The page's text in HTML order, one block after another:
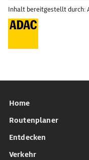
Inhalt bereitgestellt durch:
Home
Routenplaner
Entdecken
Verkehr